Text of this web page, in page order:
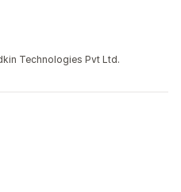
Technologies Pvt Ltd.